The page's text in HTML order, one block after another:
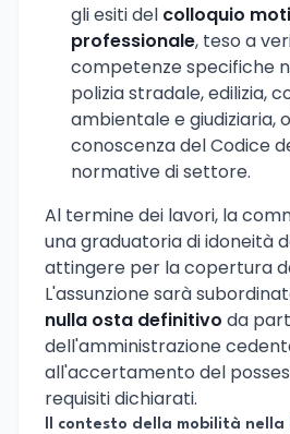
gli esiti del colloquio
professionale, teso a
competenze specifiche
polizia stradale, edilizia,
ambientale e giudiziaria,
conoscenza del Codice
normative di settore.
Al termine dei lavori, la
una graduatoria di idoneità
attingere per la copertura
L'assunzione sarà
nulla osta definitivo da
dell'amministrazione
all'accertamento del
requisiti dichiarati.
Il contesto della mobilità nella